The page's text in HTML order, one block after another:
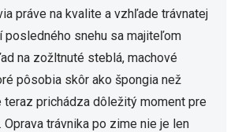
práve na kvalite a vzhľade trávnatej
posledného snehu sa majiteľom
na zožltnuté steblá, machové
pôsobia skôr ako špongia než
teraz prichádza dôležitý moment pre
Oprava trávnika po zime nie je len